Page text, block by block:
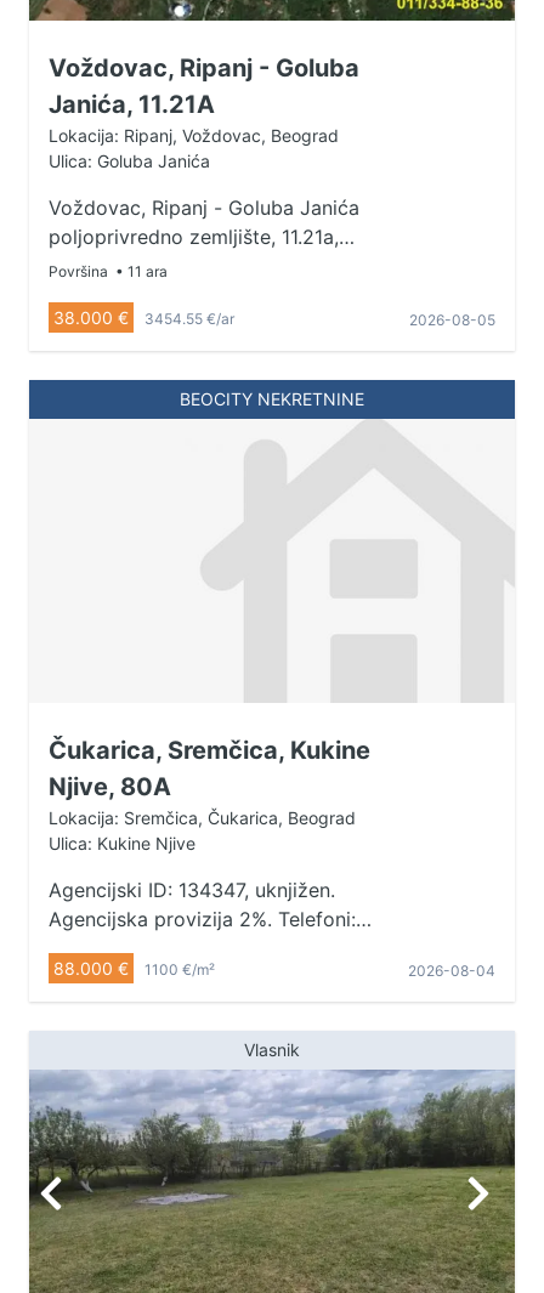
Voždovac, Ripanj - Goluba
Janića, 11.21A
Lokacija: Ripanj, Voždovac, Beograd
Ulica: Goluba Janića
Voždovac, Ripanj - Goluba Janića
poljoprivredno zemljište, 11.21a,
front prema ulici 15m Na prodaju
mirnom okruženju u naselju
Kovijona, odmah posle Avale. Na
placu postoji urađena betonska
ploča. Pored placa je put, struja,
gasovod. U planu je izgradnja
jedinstvenog pogleda na Avalu.
Agencijska provizija 2% Agent:
Vesna Ćirić 064/66-47-167 (licenca
Površina • 11 ara
38.000 € 3454.55 €/ar 2026-08-05
BEOCITY NEKRETNINE
Čukarica, Sremčica, Kukine
Njive, 80A
Lokacija: Sremčica, Čukarica, Beograd
Ulica: Kukine Njive
Agencijski ID: 134347, uknjižen.
Agencijska provizija 2%. Telefoni:
060/555-3901 • 011/328-3901.
88.000 € 1100 €/m² 2026-08-04
Vlasnik